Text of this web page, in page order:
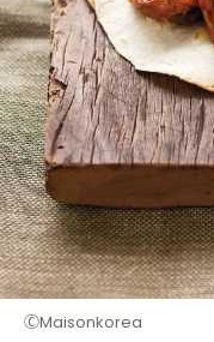
ⒸMaisonkorea